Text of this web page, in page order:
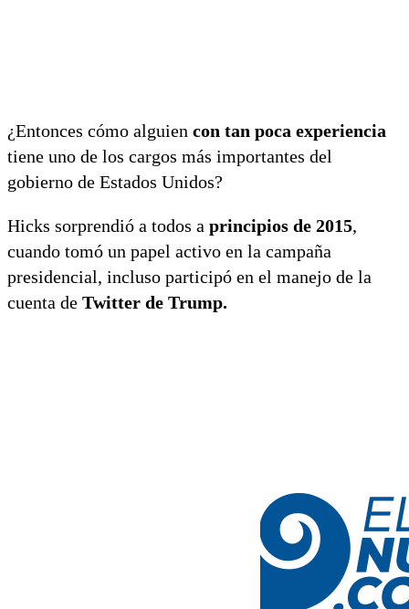
¿Entonces cómo alguien con tan poca experiencia
tiene uno de los cargos más importantes del
gobierno de Estados Unidos?
Hicks sorprendió a todos a principios de 2015,
cuando tomó un papel activo en la campaña
presidencial, incluso participó en el manejo de la
cuenta de Twitter de Trump.